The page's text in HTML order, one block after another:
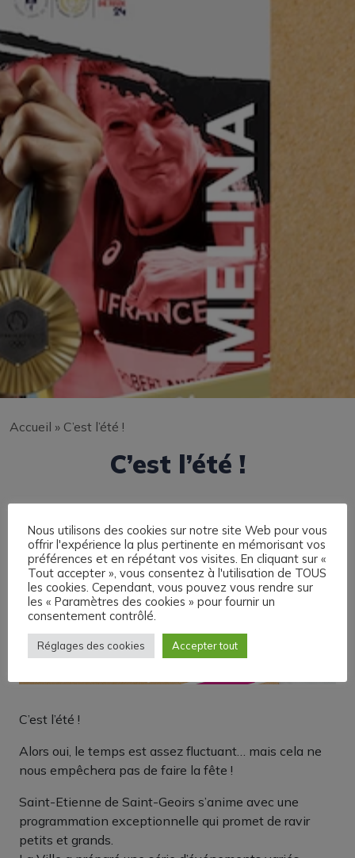
Accueil » C’est l’été !
C’est l’été !
C’est l’été !
Alors oui, le temps est assez fluctuant… mais cela ne
nous empêchera pas de faire la fête !
Saint-Etienne de Saint-Geoirs s’anime avec une
programmation exceptionnelle qui promet de ravir
petits et grands.
Nous utilisons des cookies sur notre site Web pour vous
offrir l'expérience la plus pertinente en mémorisant vos
préférences et en répétant vos visites. En cliquant sur «
Tout accepter », vous consentez à l'utilisation de TOUS
les cookies. Cependant, vous pouvez vous rendre sur
les « Paramètres des cookies » pour fournir un
consentement contrôlé.
Réglages des cookies Accepter tout